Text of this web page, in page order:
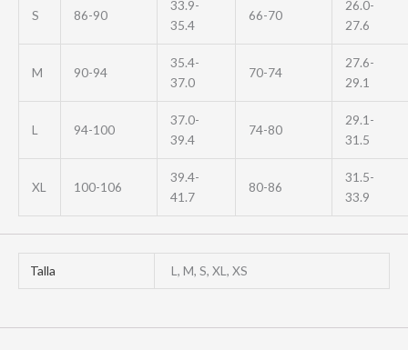
S 86-90
33.9-
35.4
66-70
26.0-
27.6
M 90-94
35.4-
37.0
70-74
27.6-
29.1
L 94-100
37.0-
39.4
74-80
29.1-
31.5
XL 100-106
39.4-
41.7
80-86
31.5-
33.9
Talla L, M, S, XL, XS